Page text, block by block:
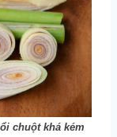
chuột khá kém